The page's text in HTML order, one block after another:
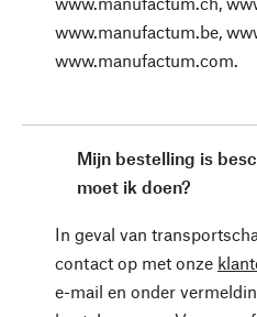
www.manufactum.be,
www.manufactum.com.
Mijn bestelling is
moet ik doen?
In geval van
contact op met onze
e-mail en onder